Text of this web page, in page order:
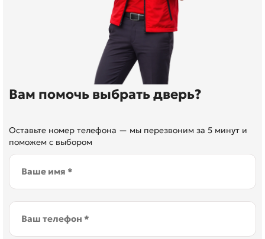
Вам помочь выбрать дверь?
Оставьте номер телефона — мы перезвоним за 5 минут и
поможем с выбором